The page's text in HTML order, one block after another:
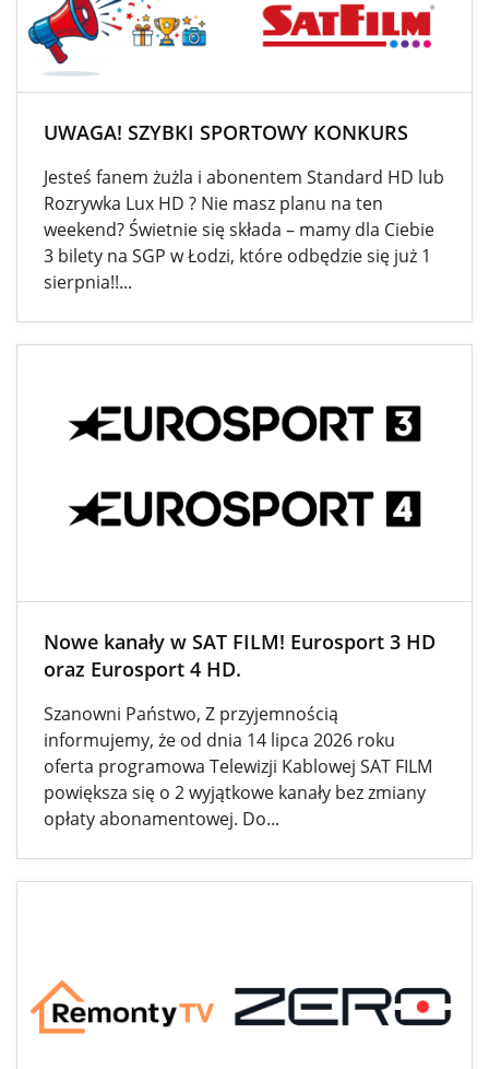
UWAGA! SZYBKI SPORTOWY KONKURS
Jesteś fanem żużla i abonentem Standard HD lub
Rozrywka Lux HD ? Nie masz planu na ten
weekend? Świetnie się składa – mamy dla Ciebie
3 bilety na SGP w Łodzi, które odbędzie się już 1
sierpnia!!...
Nowe kanały w SAT FILM! Eurosport 3 HD
oraz Eurosport 4 HD.
Szanowni Państwo, Z przyjemnością
informujemy, że od dnia 14 lipca 2026 roku
oferta programowa Telewizji Kablowej SAT FILM
powiększa się o 2 wyjątkowe kanały bez zmiany
opłaty abonamentowej. Do...